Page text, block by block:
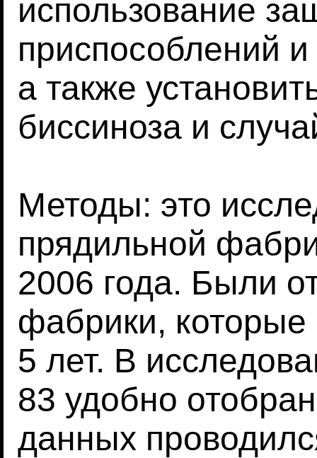
использование
приспособлений
а также
биссиноза и
Методы: это
прядильной
2006 года. Были
фабрики,
5 лет. В
83 удобно
данных